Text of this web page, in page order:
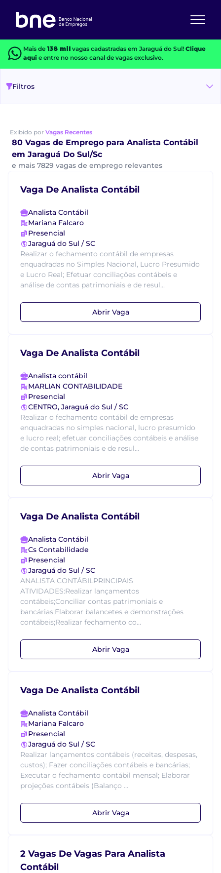
Mais de 138 milvagas cadastradas em Jaraguá do Sul! Clique
aquie entre no nosso canal de vagas exclusivo.
Filtros
Exibido por Vagas Recentes
80 Vagas de Emprego para Analista Contábil
em Jaraguá Do Sul/Sc
e mais 7829 vagas de emprego relevantes
Vaga De Analista Contábil
Analista Contábil
Mariana Falcaro
Presencial
Jaraguá do Sul / SC
Realizar o fechamento contábil de empresas
enquadradas no Simples Nacional, Lucro Presumido
e Lucro Real; Efetuar conciliações contábeis e
análise de contas patrimoniais e de resul...
Abrir Vaga
Vaga De Analista Contábil
Analista contábil
MARLIAN CONTABILIDADE
Presencial
CENTRO, Jaraguá do Sul / SC
Realizar o fechamento contábil de empresas
enquadradas no simples nacional, lucro presumido
e lucro real; efetuar conciliações contábeis e análise
de contas patrimoniais e de resul...
Abrir Vaga
Vaga De Analista Contábil
Analista Contábil
Cs Contabilidade
Presencial
Jaraguá do Sul / SC
ANALISTA CONTÁBILPRINCIPAIS
ATIVIDADES:Realizar lançamentos
contábeis;Conciliar contas patrimoniais e
bancárias;Elaborar balancetes e demonstrações
contábeis;Realizar fechamento co...
Abrir Vaga
Vaga De Analista Contábil
Analista Contábil
Mariana Falcaro
Presencial
Jaraguá do Sul / SC
Realizar lançamentos contábeis (receitas, despesas,
custos); Fazer conciliações contábeis e bancárias;
Executar o fechamento contábil mensal; Elaborar
projeções contábeis (Balanço ...
Abrir Vaga
2 Vagas De Vagas Para Analista
Contábil